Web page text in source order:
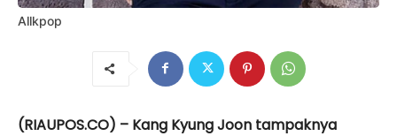
Allkpop
(RIAUPOS.CO) – Kang Kyung Joon tampaknya